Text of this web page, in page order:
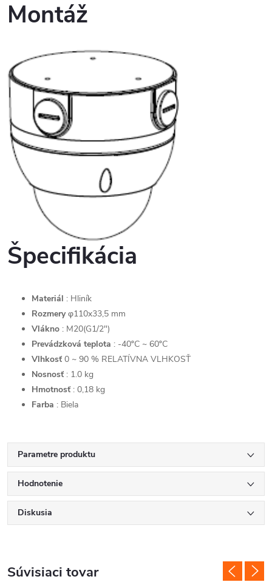
Montáž
Špecifikácia
Materiál : Hliník
Rozmeryφ110x33,5 mm
Vlákno : M20(G1/2")
Prevádzková teplota : -40ºC ~ 60ºC
Vlhkosť 0 ~ 90 % RELATÍVNA VLHKOSŤ
Nosnosť : 1.0 kg
Hmotnosť : 0,18 kg
Farba : Biela
Parametre produktu
Hodnotenie
Diskusia
Súvisiaci tovar